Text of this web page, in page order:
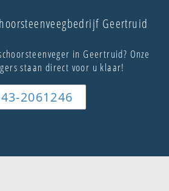
Geertruid
in Geertruid? Onze
staan direct voor u klaar!
2061246